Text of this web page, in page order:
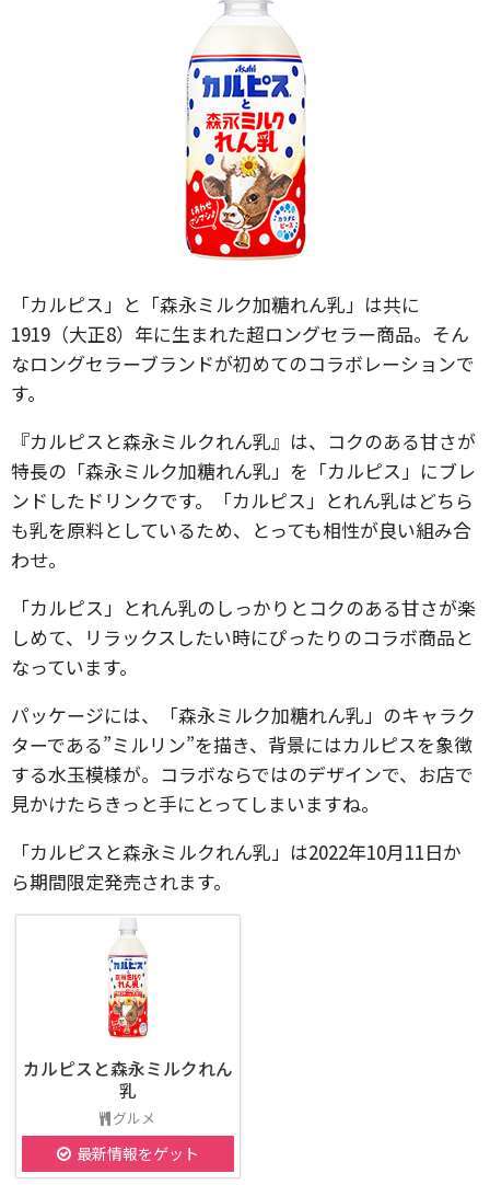
「カルピス」と「森永ミルク加糖れん乳」は共に
1919（大正8）年に生まれた超ロングセラー商品。そん
なロングセラーブランドが初めてのコラボレーションで
す。
『カルピスと森永ミルクれん乳』は、コクのある甘さが
特長の「森永ミルク加糖れん乳」を「カルピス」にブレ
ンドしたドリンクです。「カルピス」とれん乳はどちら
も乳を原料としているため、とっても相性が良い組み合
わせ。
「カルピス」とれん乳のしっかりとコクのある甘さが楽
しめて、リラックスしたい時にぴったりのコラボ商品と
なっています。
パッケージには、「森永ミルク加糖れん乳」のキャラク
ターである”ミルリン”を描き、背景にはカルピスを象徴
する水玉模様が。コラボならではのデザインで、お店で
見かけたらきっと手にとってしまいますね。
「カルピスと森永ミルクれん乳」は2022年10月11日か
ら期間限定発売されます。
カルピスと森永ミルクれん
乳
グルメ
最新情報をゲット